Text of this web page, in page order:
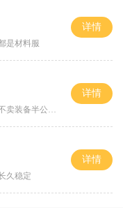
是材料服
详情
装备半公益服
详情
久稳定
详情